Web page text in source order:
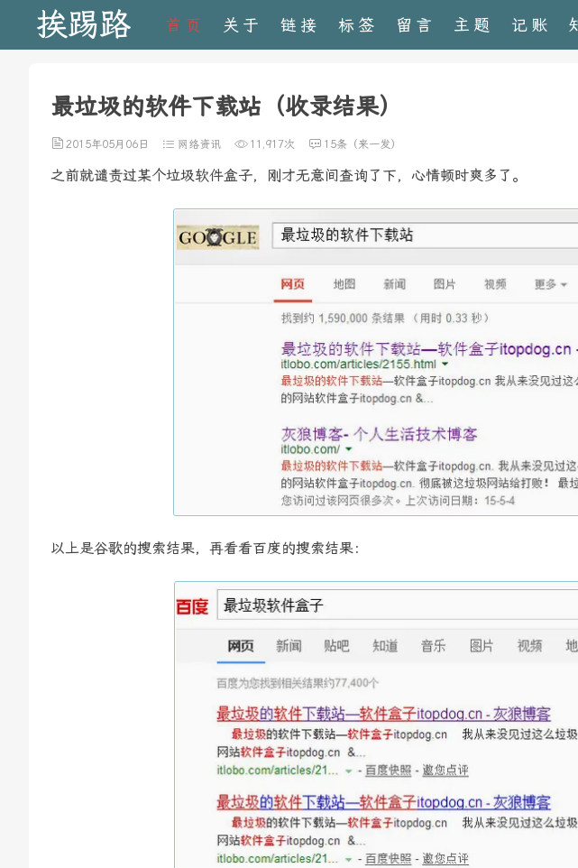
挨踢路 首页 关于 链接 标签 留言 主题 记账
最垃圾的软件下载站（收录结果）
2015年05月06日 网络资讯 11,917次 15条（来一发）
之前就谴责过某个垃圾软件盒子，刚才无意间查询了下，心情顿时爽多了。
以上是谷歌的搜索结果，再看看百度的搜索结果：